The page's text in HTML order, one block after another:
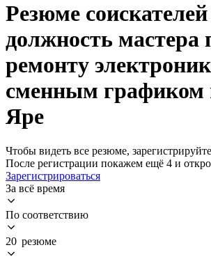
Резюме
должность мастера
ремонту
сменным графиком
Яре
Чтобы видеть все резюме,
После регистрации покажем ещё 4 и
Зарегистрироваться
За всё время
По соответствию
20 резюме